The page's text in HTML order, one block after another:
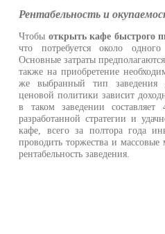
Рентабельность и
Чтобы открыть кафе быстрого
что потребуется около
Основные затраты
также на приобретение
же выбранный тип заведения
ценовой политики зависит
в таком заведении
разработанной стратегии и
кафе, всего за полтора года
проводить торжества и
рентабельность заведения.